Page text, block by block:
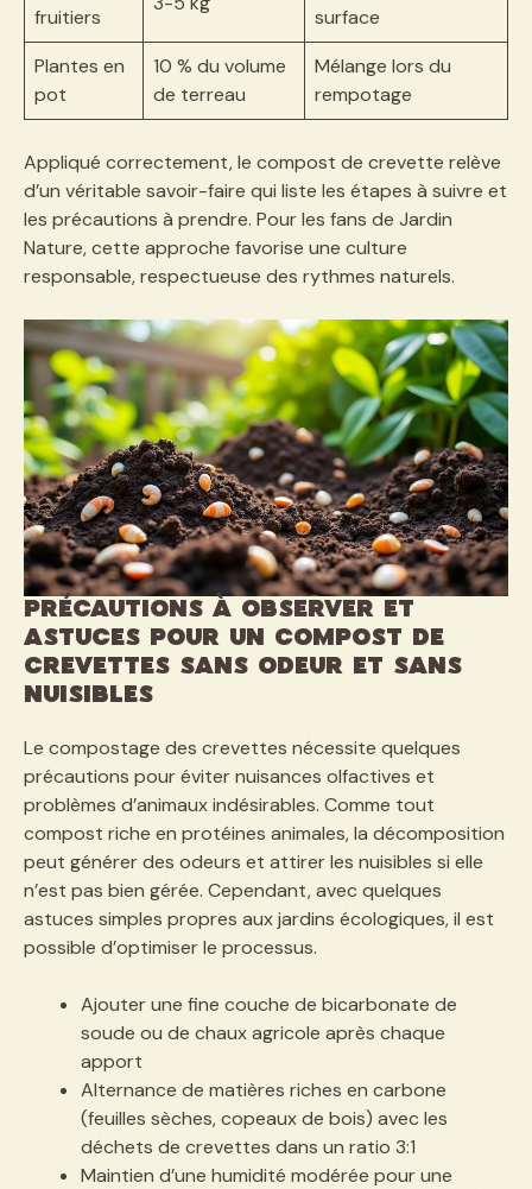
fruitiers
surface
Plantes en
pot
10 % du volume
de terreau
Mélange lors du
rempotage
Appliqué correctement, le compost de crevette relève
d’un véritable savoir-faire qui liste les étapes à suivre et
les précautions à prendre. Pour les fans de Jardin
Nature, cette approche favorise une culture
responsable, respectueuse des rythmes naturels.
Précautions à observer et
astuces pour un compost de
crevettes sans odeur et sans
nuisibles
Le compostage des crevettes nécessite quelques
précautions pour éviter nuisances olfactives et
problèmes d’animaux indésirables. Comme tout
compost riche en protéines animales, la décomposition
peut générer des odeurs et attirer les nuisibles si elle
n’est pas bien gérée. Cependant, avec quelques
astuces simples propres aux jardins écologiques, il est
possible d’optimiser le processus.
Ajouter une fine couche de bicarbonate de
soude ou de chaux agricole après chaque
apport
Alternance de matières riches en carbone
(feuilles sèches, copeaux de bois) avec les
déchets de crevettes dans un ratio 3:1
Maintien d’une humidité modérée pour une